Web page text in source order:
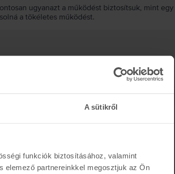
A sütikről
funkciók biztosításához, valamint
elemező partnereinkkel megosztjuk az Ön
ugyanazt a működést biztosítsuk, mint
a tökéletes működést.